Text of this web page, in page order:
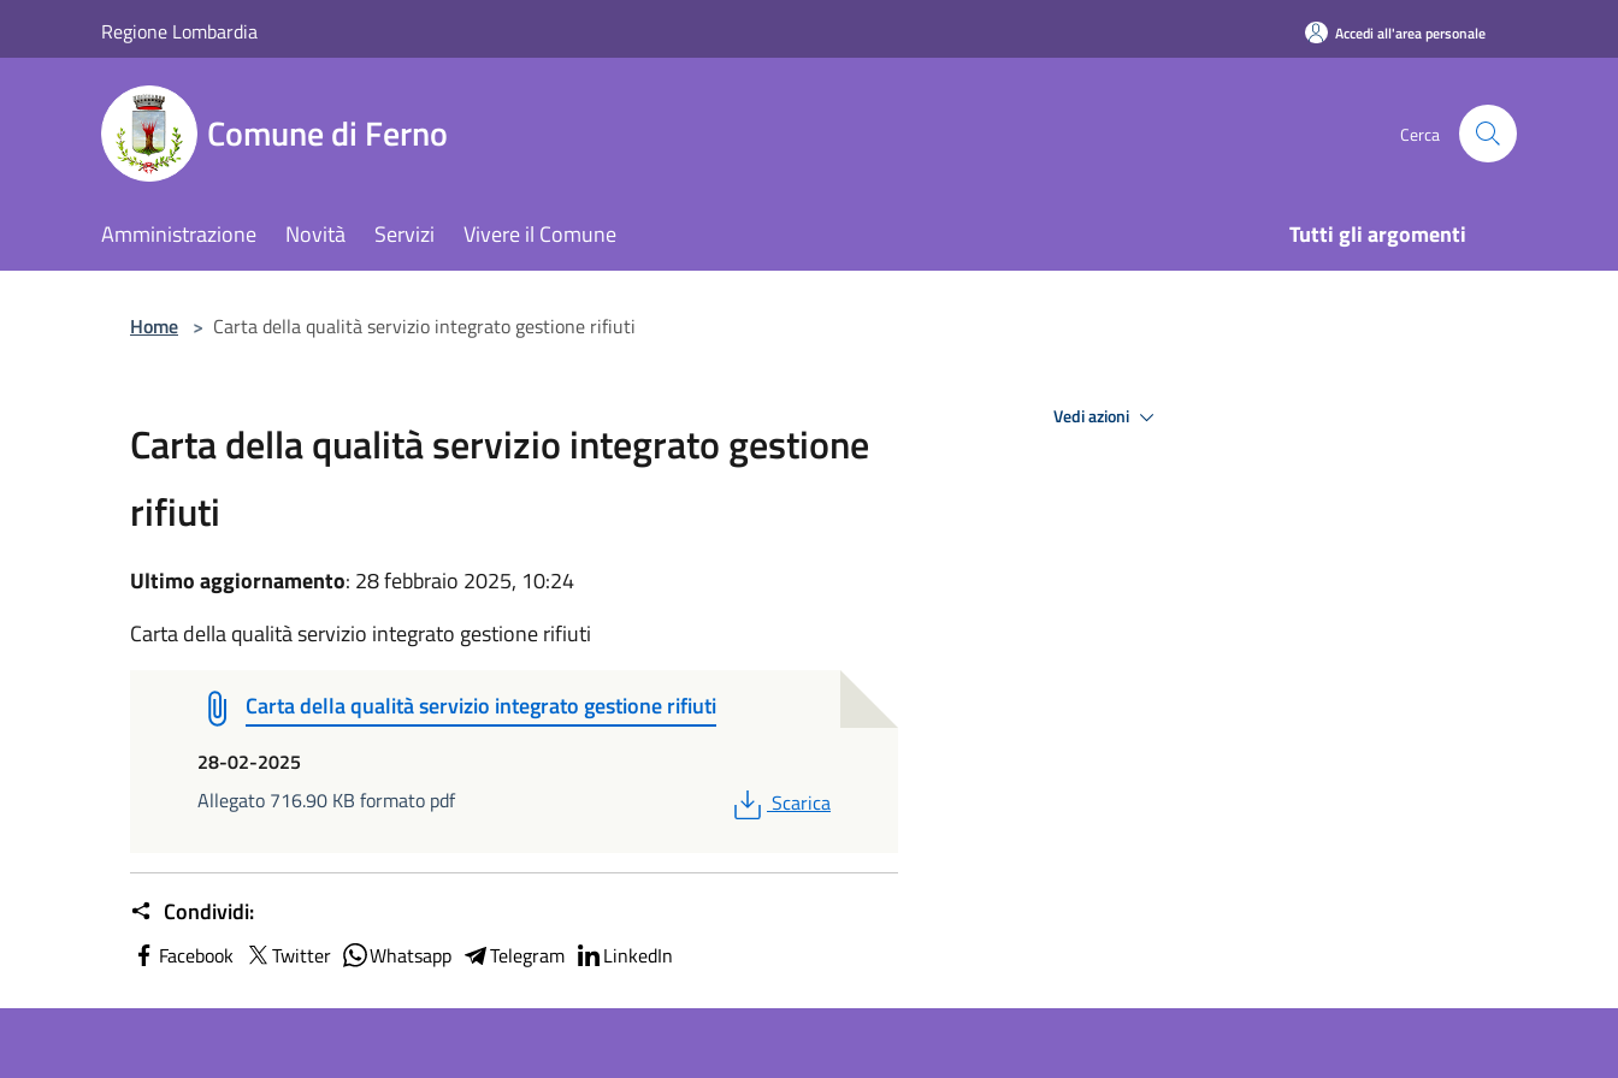
Regione Lombardia Accedi all'area personale
Comune di Ferno Cerca
Amministrazione Novità Servizi Vivere il Comune Tutti gli argomenti
Home > Carta della qualità servizio integrato gestione rifiuti
Carta della qualità servizio integrato gestione
rifiuti
Ultimo aggiornamento: 28 febbraio 2025, 10:24
Carta della qualità servizio integrato gestione rifiuti
Carta della qualità servizio integrato gestione rifiuti
28-02-2025
Allegato 716.90 KB formato pdf
PDF
Scarica
Condividi:
Facebook Twitter Whatsapp Telegram LinkedIn
Vedi azioni